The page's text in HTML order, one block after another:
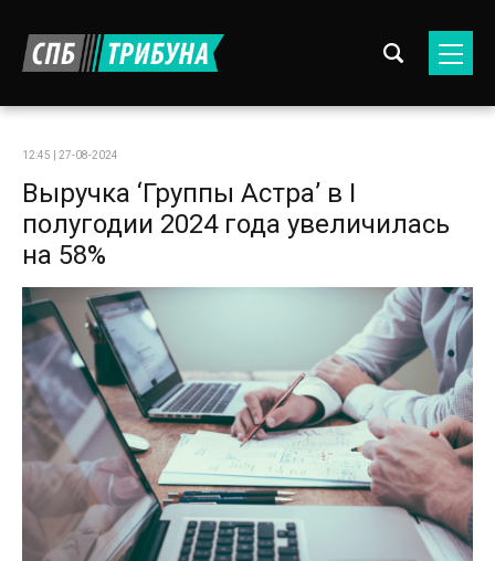
12:45 | 27-08-2024
Выручка ‘Группы Астра’ в I
полугодии 2024 года увеличилась
на 58%